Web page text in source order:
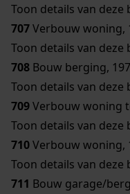
Toon details van deze
707Verbouw woning,
Toon details van deze
708 Bouw berging,
Toon details van deze
709Verbouw woning
Toon details van deze
710Verbouw woning,
Toon details van deze
711 Bouw garage/